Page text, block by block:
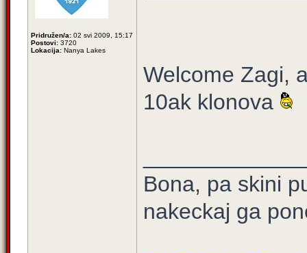
Pridružen/a: 02 svi 2009, 15:17
Postovi: 3720
Lokacija: Nanya Lakes
Welcome Zagi,
10ak klonova
Bona, pa skini
nakeckaj ga